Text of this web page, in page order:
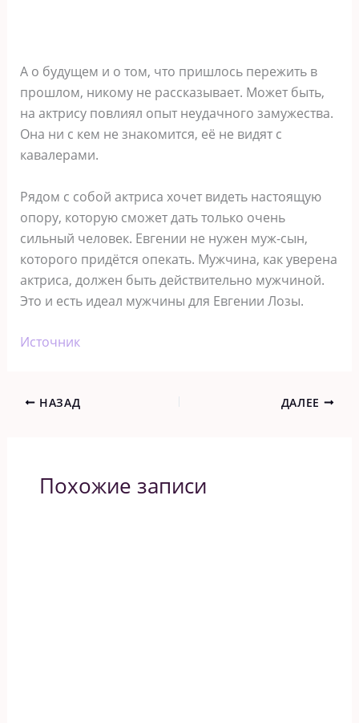
А о будущем и о том, что пришлось пережить в
прошлом, никому не рассказывает. Может быть,
на актрису повлиял опыт неудачного замужества.
Она ни с кем не знакомится, её не видят с
кавалерами.
Рядом с собой актриса хочет видеть настоящую
опору, которую сможет дать только очень
сильный человек. Евгении не нужен муж-сын,
которого придётся опекать. Мужчина, как уверена
актриса, должен быть действительно мужчиной.
Это и есть идеал мужчины для Евгении Лозы.
Источник
НАЗАД ДАЛЕЕ
Похожие записи